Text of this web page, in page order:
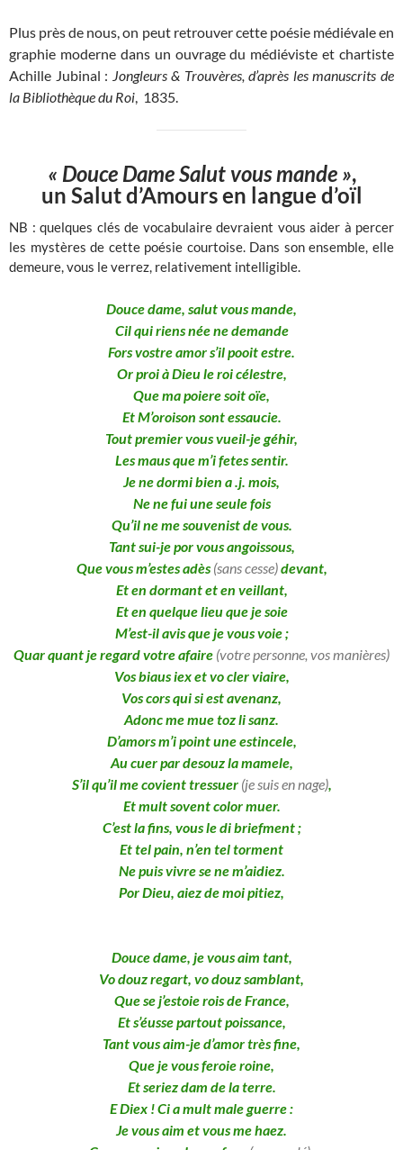
Plus près de nous, on peut retrouver cette poésie médiévale en
graphie moderne dans un ouvrage du médiéviste et chartiste
Achille Jubinal : Jongleurs & Trouvères, d’après les manuscrits de
la Bibliothèque du Roi, 1835.
« Douce Dame Salut vous mande »,
un Salut d’Amours en langue d’oïl
NB : quelques clés de vocabulaire devraient vous aider à percer
les mystères de cette poésie courtoise. Dans son ensemble, elle
demeure, vous le verrez, relativement intelligible.
Douce dame, salut vous mande,
Cil qui riens née ne demande
Fors vostre amor s’il pooit estre.
Or proi à Dieu le roi célestre,
Que ma poiere soit oïe,
Et M’oroison sont essaucie.
Tout premier vous vueil-je géhir,
Les maus que m’i fetes sentir.
Je ne dormi bien a .j. mois,
Ne ne fui une seule fois
Qu’il ne me souvenist de vous.
Tant sui-je por vous angoissous,
Que vous m’estes adès (sans cesse)devant,
Et en dormant et en veillant,
Et en quelque lieu que je soie
M’est-il avis que je vous voie ;
Quar quant je regard votre afaire (votre personne, vos manières)
Vos biaus iex et vo cler viaire,
Vos cors qui si est avenanz,
Adonc me mue toz li sanz.
D’amors m’i point une estincele,
Au cuer par desouz la mamele,
S’il qu’il me covient tressuer (je suis en nage),
Et mult sovent color muer.
C’est la fins, vous le di briefment ;
Et tel pain, n’en tel torment
Ne puis vivre se ne m’aidiez.
Por Dieu, aiez de moi pitiez,
Douce dame, je vous aim tant,
Vo douz regart, vo douz samblant,
Que se j’estoie rois de France,
Et s’éusse partout poissance,
Tant vous aim-je d’amor très fine,
Que je vous feroie roine,
Et seriez dam de la terre.
E Diex ! Ci a mult male guerre :
Je vous aim et vous me haez.